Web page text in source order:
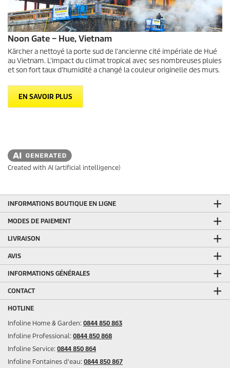
Noon Gate – Hue, Vietnam
Kärcher a nettoyé la porte sud de l'ancienne cité impériale de Hué
au Vietnam. L'impact du climat tropical avec ses nombreuses pluies
et son fort taux d'humidité a changé la couleur originelle des murs.
EN SAVOIR PLUS
Created with AI (artificial intelligence)
INFORMATIONS BOUTIQUE EN LIGNE
MODES DE PAIEMENT
LIVRAISON
AVIS
INFORMATIONS GÉNÉRALES
CONTACT
HOTLINE
Infoline Home & Garden: 0844 850 863
Infoline Professional: 0844 850 868
Infoline Service: 0844 850 864
Infoline Fontaines d'eau: 0844 850 867